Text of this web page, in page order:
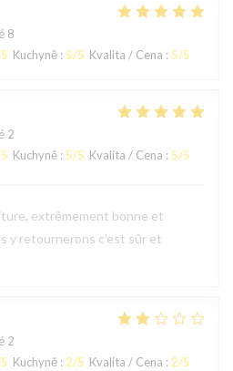
8
Kuchyně : 5/5 Kvalita / Cena : 5/5
2
Kuchyně : 5/5 Kvalita / Cena : 5/5
extrêmement bonne et
y retournerons c’est sûr et
2
Kuchyně : 2/5 Kvalita / Cena : 2/5